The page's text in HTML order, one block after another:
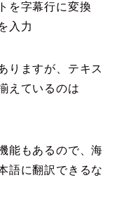
を字幕行に変換
入力
りますが、テキス
えているのは
能もあるので、海
語に翻訳できるな